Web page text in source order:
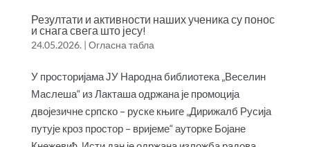
Резултати и активности наших ученика су понос
и снага свега што јесу!
24.05.2026. | Огласна табла
У просторијама ЈУ Народна библиотека „Веселин
Маслеша“ из Лакташа одржана је промоција
двојезичне српско – руске књиге „Дирижалб Русија
путује кроз простор – вријеме“ ауторке Бојане